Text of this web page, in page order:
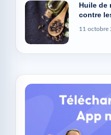
Huile de
contre
11 octobre